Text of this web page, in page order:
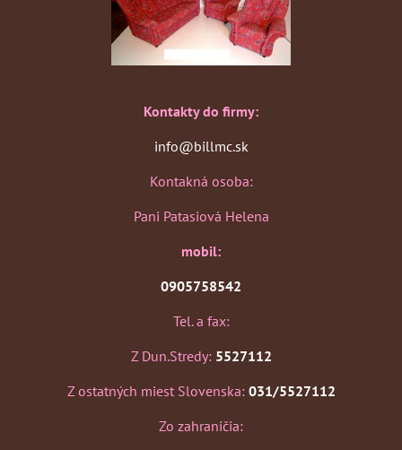
Kontakty do firmy:
info@billmc.sk
Kontakná osoba:
Pani Patasiová Helena
mobil:
0905758542
Tel. a fax:
Z Dun.Stredy: 5527112
Z ostatných miest Slovenska: 031/5527112
Zo zahraničia: